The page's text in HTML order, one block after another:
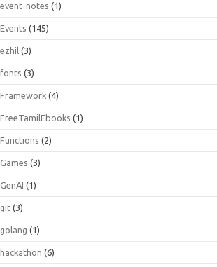
event-notes (1)
Events (145)
ezhil (3)
fonts (3)
Framework (4)
FreeTamilEbooks (1)
Functions (2)
Games (3)
GenAI (1)
git (3)
golang (1)
hackathon (6)